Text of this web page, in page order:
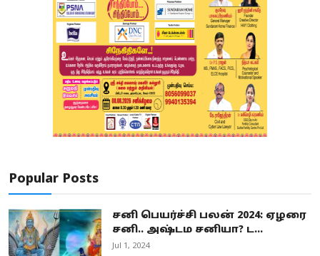
Popular Posts
சனி பெயர்ச்சி பலன் 2024: ஏழரை
சனி.. அஷ்டம சனியா? ட...
Jul 1, 2024